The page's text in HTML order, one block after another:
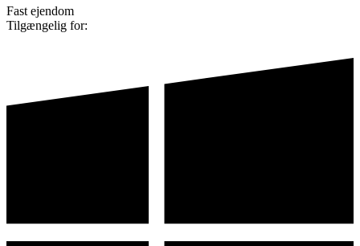
Fast ejendom
Tilgængelig for: